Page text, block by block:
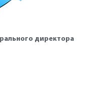
директора